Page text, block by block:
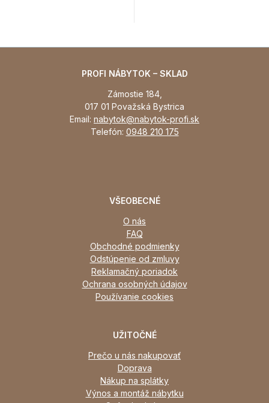
PROFI NÁBYTOK – SKLAD
Zámostie 184,
017 01 Považská Bystrica
Email: nabytok@nabytok-profi.sk
Telefón: 0948 210 175
VŠEOBECNÉ
O nás
FAQ
Obchodné podmienky
Odstúpenie od zmluvy
Reklamačný poriadok
Ochrana osobných údajov
Používanie cookies
UŽITOČNÉ
Prečo u nás nakupovať
Doprava
Nákup na splátky
Výnos a montáž nábytku